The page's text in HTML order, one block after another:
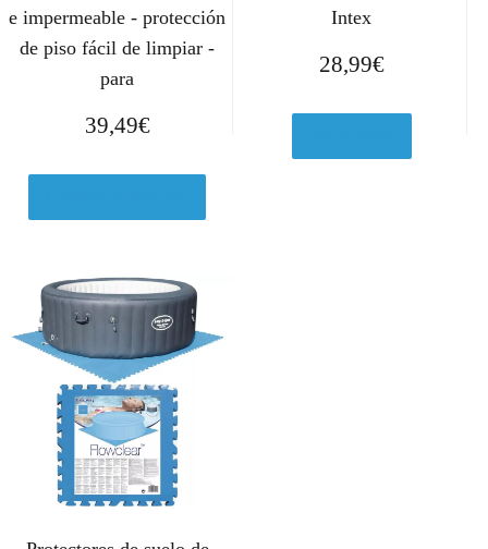
e impermeable - protección
de piso fácil de limpiar -
para
39,49€
Intex
28,99€